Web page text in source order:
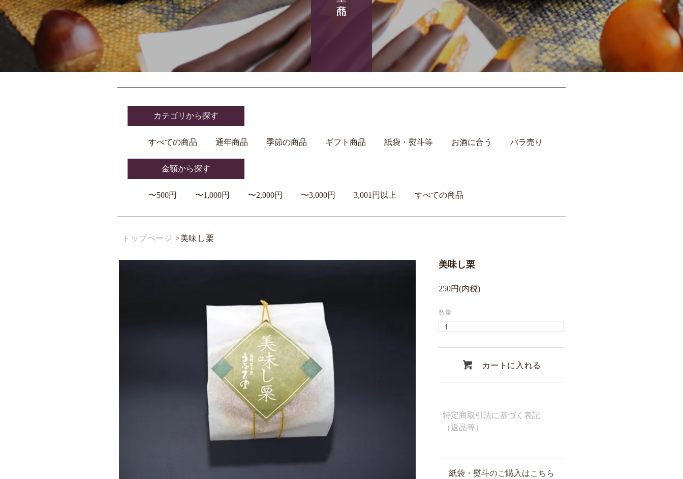
カテゴリから探す
すべての商品 通年商品 季節の商品 ギフト商品 紙袋・熨斗等 お酒に合う バラ売り
金額から探す
〜500円 〜1,000円 〜2,000円 〜3,000円 3,001円以上 すべての商品
トップページ >美味し栗
美味し栗
250円(内税)
数量
カートに入れる
特定商取引法に基づく表記
（返品等）
紙袋・熨斗のご購入はこちら